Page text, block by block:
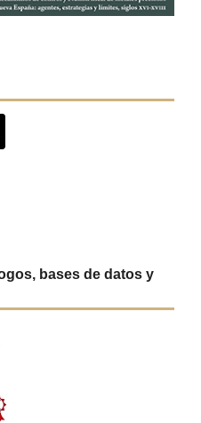
bases de datos y